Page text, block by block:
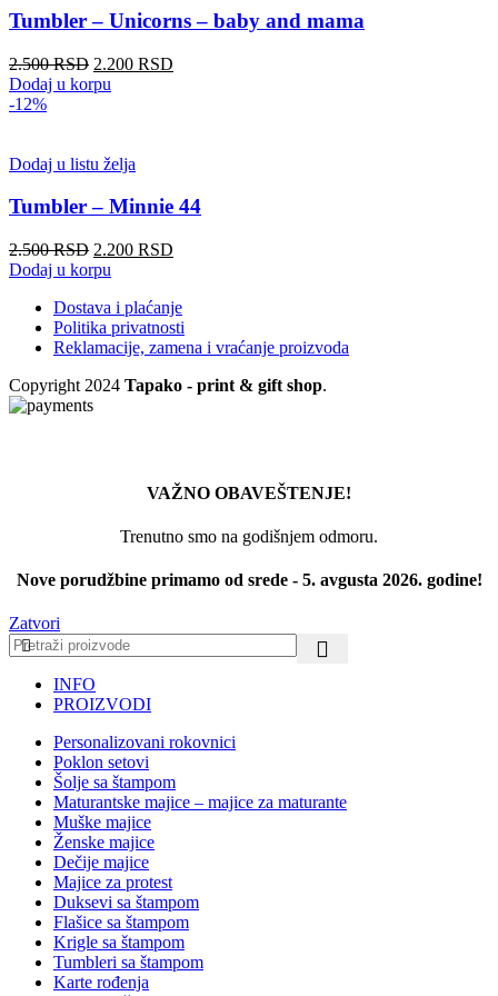
Tumbler – Unicorns – baby and mama
2.500RSD Originalna
cena
2.200 RSD
Dodaj u korpu
-12%
Dodaj u listu želja
Tumbler – Minnie 44
2.500RSD Originalna
cena
bila:
2.500 RSD.
2.200 RSD
2.200 RSD.
Dodaj u korpu
Dostava i plaćanje
Politika privatnosti
Reklamacije, zamena i vraćanje proizvoda
Copyright 2024 Tapako - print & gift shop.
VAŽNO OBAVEŠTENJE!
Trenutno smo na godišnjem odmoru.
Nove porudžbine primamo od srede - 5. avgusta 2026. godine!
Zatvori
INFO
PROIZVODI
Personalizovani rokovnici
Poklon setovi
Šolje sa štampom
Maturantske majice – majice za maturante
Muške majice
Ženske majice
Dečije majice
Majice za protest
Duksevi sa štampom
Flašice sa štampom
Krigle sa štampom
Tumbleri sa štampom
Karte rođenja